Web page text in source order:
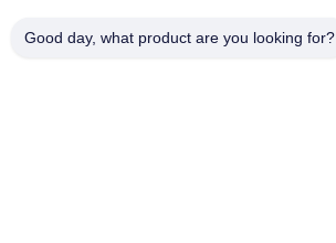
Casi
Good day, what product are you looking for?